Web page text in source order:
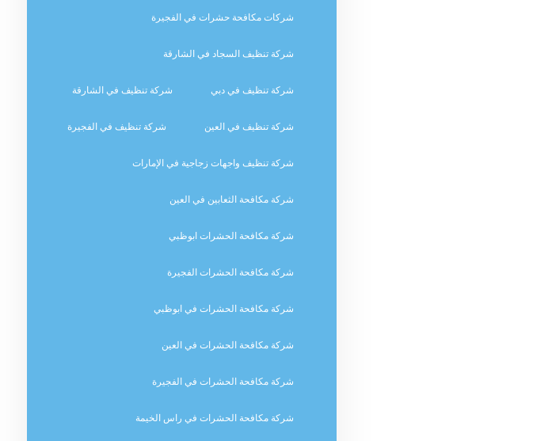
شركات مكافحة حشرات في الفجيرة
شركة تنظيف السجاد في الشارقة
شركة تنظيف في دبي شركة تنظيف في الشارقة
شركة تنظيف في العين شركة تنظيف في الفجيرة
شركة تنظيف واجهات زجاجية في الإمارات
شركة مكافحة الثعابين في العين
شركة مكافحة الحشرات ابوظبي
شركة مكافحة الحشرات الفجيرة
شركة مكافحة الحشرات في ابوظبي
شركة مكافحة الحشرات في العين
شركة مكافحة الحشرات في الفجيرة
شركة مكافحة الحشرات في راس الخيمة